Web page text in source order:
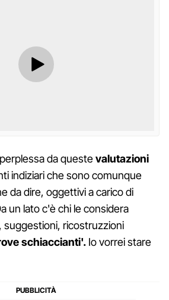
da questevalutazioni
indiziari che sono comunque
da dire, oggettivi a carico di
un lato c'è chi le considera
suggestioni, ricostruzzioni
schiaccianti'. Io vorrei stare